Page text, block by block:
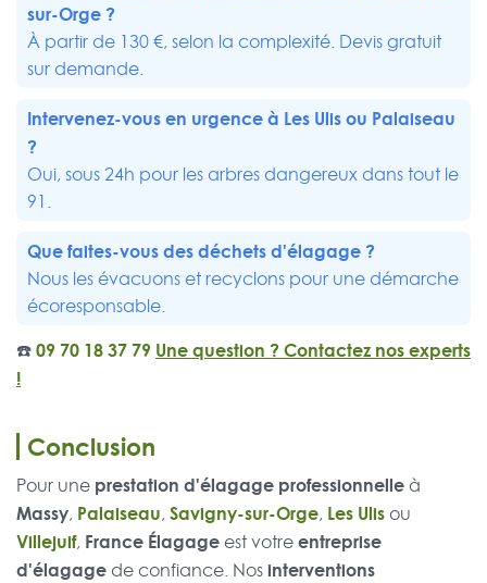
sur-Orge?
À partir de 130 €, selon la complexité. Devis gratuit
sur demande.
Intervenez-vous en urgence à Les Ulisou Palaiseau
?
Oui, sous 24h pour les arbres dangereux dans tout le
91.
Que faites-vous des déchets d'élagage ?
Nous les évacuons et recyclons pour une démarche
écoresponsable.
☎️09 70 18 37 79 Une question ? Contactez nos experts
!
Conclusion
Pour une prestation d'élagage professionnelleà
Massy, Palaiseau, Savigny-sur-Orge, Les Ulisou
Villejuif, France Élagage est votreentreprise
d'élagage de confiance. Nosinterventions